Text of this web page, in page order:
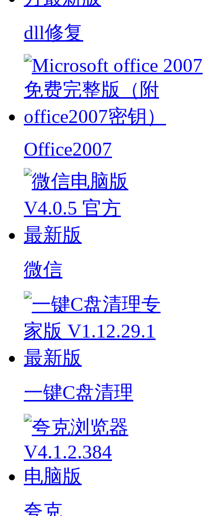
dll修复
Office2007
微信
一键C盘清理
夸克